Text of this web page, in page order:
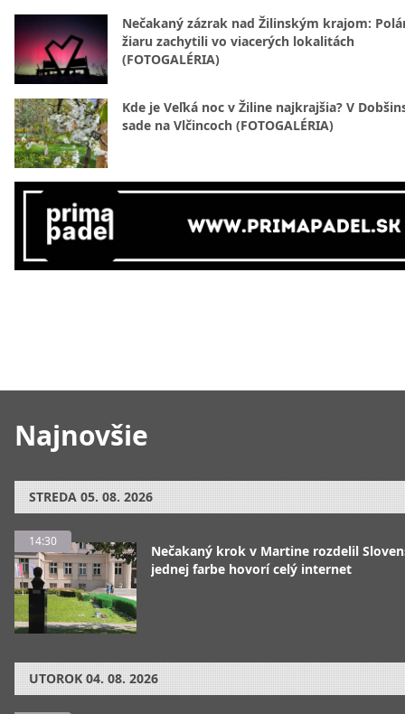
Najnovšie
STREDA 05. 08. 2026
14:30
Nečakaný krok v Martine rozdelil
jednej farbe hovorí celý internet
UTOROK 04. 08. 2026
Nečakaný zázrak nad Žilinským krajom:
žiaru zachytili vo viacerých lokalitách
(FOTOGALÉRIA)
Kde je Veľká noc v Žiline najkrajšia? V
sade na Vlčincoch (FOTOGALÉRIA)